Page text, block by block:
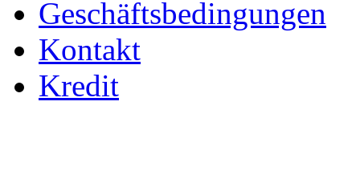
Geschäftsbedingungen
Kontakt
Kredit